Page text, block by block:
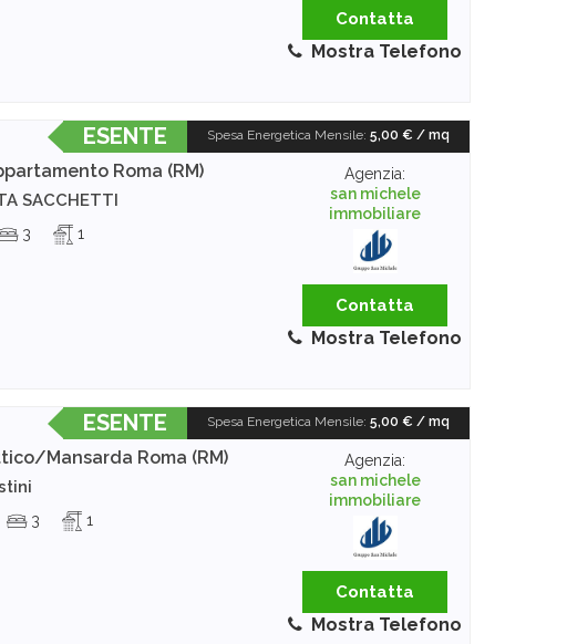
Contatta
Mostra Telefono
Spesa Energetica Mensile: 5,00 € / mq
ESENTE
Roma (RM)
SACCHETTI
3 1
Agenzia:
san michele
immobiliare
Contatta
Mostra Telefono
Spesa Energetica Mensile: 5,00 € / mq
ESENTE
Mansarda Roma (RM)
3 1
Agenzia:
san michele
immobiliare
Contatta
Mostra Telefono